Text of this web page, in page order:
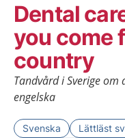
Dental
you come
country
Tandvård i Sverige
engelska
Svenska
Lättläst